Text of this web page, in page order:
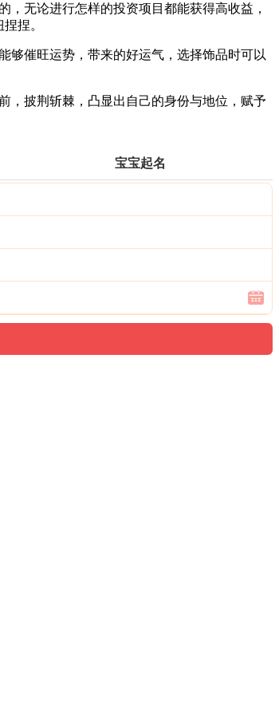
无论进行怎样的投资项目都能获得高收益，
捏。
催旺运势，带来的好运气，选择饰品时可以
披荆斩棘，凸显出自己的身份与地位，赋予
宝宝起名